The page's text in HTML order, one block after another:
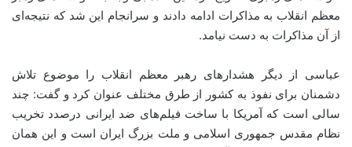
معظم انقلاب به مذاکرات ادامه دادند و سرانجام این شد که نتیجه‌ای
از آن مذاکرات به دست نیامد.
عباسی از دیگر هشدارهای رهبر معظم انقلاب را موضوع تلاش
دشمنان برای نفوذ به کشور از طرق مختلف عنوان کرد و گفت: چند
سالی است که آمریکا با ساخت فیلم‌های ضد ایرانی درصدد تخریب
نظام مقدس جمهوری اسلامی و ملت بزرگ ایران است و این همان